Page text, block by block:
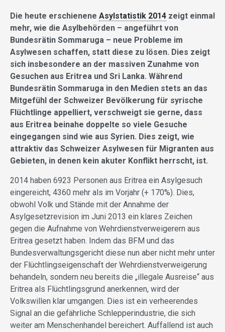
Die heute erschienene Asylstatistik 2014 zeigt einmal
mehr, wie die Asylbehörden – angeführt von
Bundesrätin Sommaruga – neue Probleme im
Asylwesen schaffen, statt diese zu lösen. Dies zeigt
sich insbesondere an der massiven Zunahme von
Gesuchen aus Eritrea und Sri Lanka. Während
Bundesrätin Sommaruga in den Medien stets an das
Mitgefühl der Schweizer Bevölkerung für syrische
Flüchtlinge appelliert, verschweigt sie gerne, dass
aus Eritrea beinahe doppelte so viele Gesuche
eingegangen sind wie aus Syrien. Dies zeigt, wie
attraktiv das Schweizer Asylwesen für Migranten aus
Gebieten, in denen kein akuter Konflikt herrscht, ist.
2014 haben 6923 Personen aus Eritrea ein Asylgesuch
eingereicht, 4360 mehr als im Vorjahr (+ 170%). Dies,
obwohl Volk und Stände mit der Annahme der
Asylgesetzrevision im Juni 2013 ein klares Zeichen
gegen die Aufnahme von Wehrdienstverweigerern aus
Eritrea gesetzt haben. Indem das BFM und das
Bundesverwaltungsgericht diese nun aber nicht mehr unter
der Flüchtlingseigenschaft der Wehrdienstverweigerung
behandeln, sondern neu bereits die „illegale Ausreise“ aus
Eritrea als Flüchtlingsgrund anerkennen, wird der
Volkswillen klar umgangen. Dies ist ein verheerendes
Signal an die gefährliche Schlepperindustrie, die sich
weiter am Menschenhandel bereichert. Auffallend ist auch